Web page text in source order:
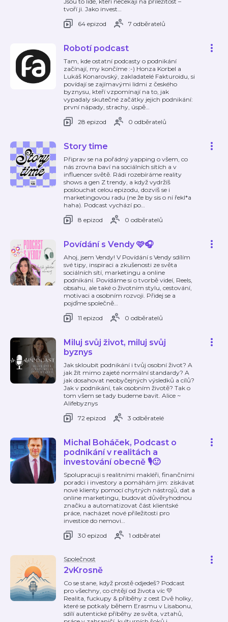
tvoří ji. Jako invest…
64 epizod
7 odběratelů
Robotí podcast
Tam, kde ostatní podcasty o podnikání
začínají, my končíme :-) Honza Korbel a
Lukáš Konarovský, zakladatelé Fakturoidu, si
povídají se zajímavými lidmi z českého
byznysu, kteří vzpomínají na to, jak
vypadaly skutečné začátky jejich podnikání:
první nápady, strachy, úspě…
28 epizod
0 odběratelů
Story time
Připrav se na pořádný yapping o všem, co
nás zrovna baví na sociálních sítích a v
influencer světě. Rádi rozebíráme reality
shows a gen Z trendy, a když vydržíš
poslouchat celou epizodu, dozvíš se i
marketingovou radu (ne že by sis o ní řekl*a
haha). Podcast vychází po…
8 epizod
0 odběratelů
Povídání s Vendy 🩷🎧
Ahoj, jsem Vendy! V Povídání s Vendy sdílím
své tipy, inspiraci a zkušenosti ze světa
sociálních sítí, marketingu a online
podnikání. Povídáme si o tvorbě videí, Reels,
obsahu, ale také o životním stylu, cestování,
motivaci a osobním rozvoji. Přidej se a
pojďme společně…
11 epizod
0 odběratelů
Miluj svůj život, miluj svůj
byznys
Jak skloubit podnikání i tvůj osobní život? A
jak žít mimo zajeté normální standardy? A
jak dosahovat neobyčejných výsledků a cílů?
Jak v podnikání, tak osobním životě? Tak o
tom všem se tady budeme bavit. Alice ~
Alifebyznys
72 epizod
3 odběratelé
Michal Boháček, Podcast o
podnikání v realitách a
investování obecně 🎙️🙂
Spolupracuji s realitními makléři, finančními
poradci i investory a pomáhám jim: získávat
nové klienty pomocí chytrých nástrojů, dat a
online marketingu, budovat důvěryhodnou
značku a automatizovat část klientské
práce, nacházet nové příležitosti pro
investice do nemovi…
30 epizod
1 odběratel
Společnost
2vKrosně
Co se stane, když prostě odjedeš? Podcast
pro všechny, co chtějí od života víc 💛
Realita, fuckupy & příběhy z cest Dvě holky,
které se potkaly během Erasmu v Lisabonu,
sdílí autentické příběhy ze světa, vztahů,